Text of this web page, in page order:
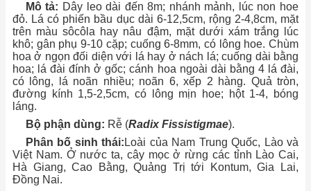
Mô tả: Dây leo dài đến 8m; nhánh mảnh, lúc non hoe
đỏ. Lá có phiến bầu dục dài 6-12,5cm, rộng 2-4,8cm, mặt
trên màu sôcôla hay nâu đậm, mặt dưới xám trắng lúc
khô; gân phụ 9-10 cặp; cuống 6-8mm, có lông hoe. Chùm
hoa ở ngọn đối diện với lá hay ở nách lá; cuống dài bằng
hoa; lá đài đính ở gốc; cánh hoa ngoài dài bằng 4 lá đài,
có lông, lá noãn nhiều; noãn 6, xếp 2 hàng. Quả tròn,
đường kính 1,5-2,5cm, có lông mịn hoe; hột 1-4, bóng
láng.
Bộ phận dùng: Rễ (Radix Fissistigmae).
Phân bố sinh thái: Loài của Nam Trung Quốc, Lào và
Việt Nam. Ở nước ta, cây mọc ở rừng các tỉnh Lào Cai,
Hà Giang, Cao Bằng, Quảng Trị tới Kontum, Gia Lai,
Đồng Nai.